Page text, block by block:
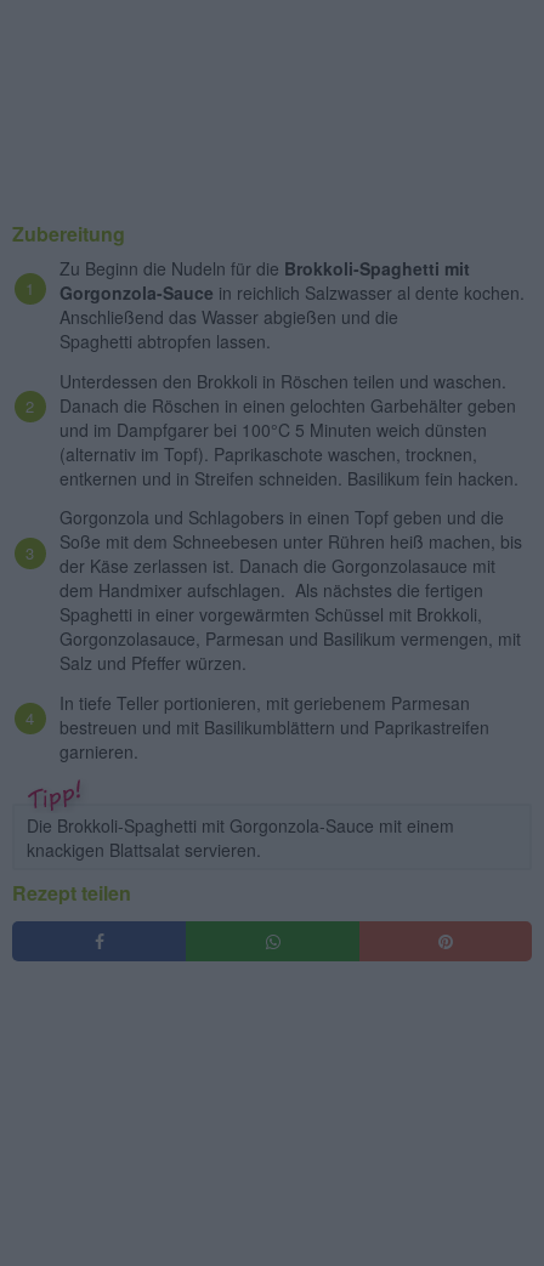
Zubereitung
Zu Beginn die Nudeln für die Brokkoli-Spaghetti mit
Gorgonzola-Sauce in reichlich Salzwasser al dente kochen.
Anschließend das Wasser abgießen und die
Spaghetti abtropfen lassen.
Unterdessen den Brokkoli in Röschen teilen und waschen.
Danach die Röschen in einen gelochten Garbehälter geben
und im Dampfgarer bei 100°C 5 Minuten weich dünsten
(alternativ im Topf). Paprikaschote waschen, trocknen,
entkernen und in Streifen schneiden. Basilikum fein hacken.
Gorgonzola und Schlagobers in einen Topf geben und die
Soße mit dem Schneebesen unter Rühren heiß machen, bis
der Käse zerlassen ist. Danach die Gorgonzolasauce mit
dem Handmixer aufschlagen. Als nächstes die fertigen
Spaghetti in einer vorgewärmten Schüssel mit Brokkoli,
Gorgonzolasauce, Parmesan und Basilikum vermengen, mit
Salz und Pfeffer würzen.
In tiefe Teller portionieren, mit geriebenem Parmesan
bestreuen und mit Basilikumblättern und Paprikastreifen
garnieren.
Die Brokkoli-Spaghetti mit Gorgonzola-Sauce mit einem
knackigen Blattsalat servieren.
Rezept teilen